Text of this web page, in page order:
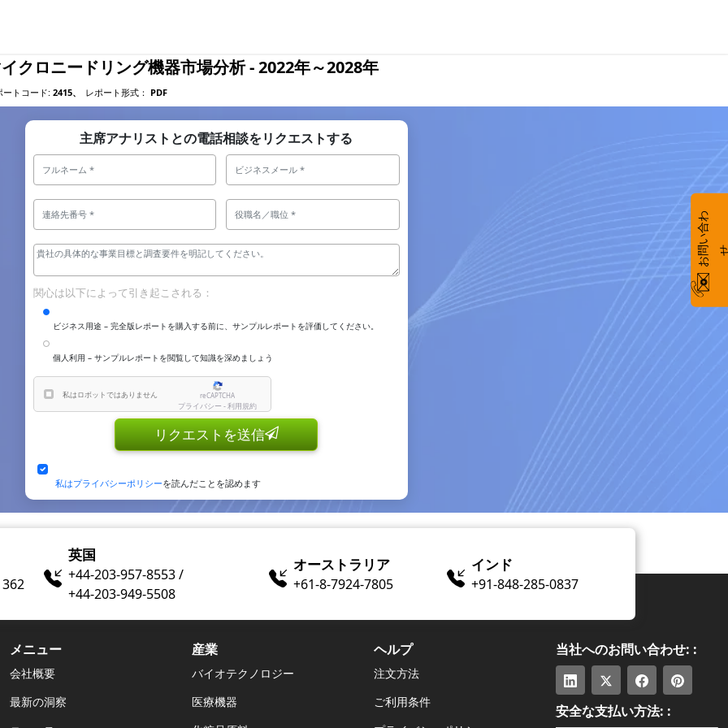
クロニードリング機器市場分析 - 2022年～2028年
ートコード: 2415、 レポート形式： PDF
主席アナリストとの電話相談をリクエストする
関心は以下によって引き起こされる：
ビジネス用途 – 完全版レポートを購入する前に、サンプルレポートを評価してください。
個人利用 – サンプルレポートを閲覧して知識を深めましょう
私はロボットではありません reCAPTCHA
プライバシー - 利用規約
リクエストを送信
私はプライバシーポリシーを読んだことを認めます
英国
+44-203-957-8553 /
+44-203-949-5508
オーストラリア
+61-8-7924​​-7805
インド
+91-848-285-0837
メニュー
会社概要
最新の洞察
産業
バイオテクノロジー
医療機器
ヘルプ
注文方法
ご利用条件
当社へのお問い合わせ: :
安全な支払い方法: :
お
い
合
わ